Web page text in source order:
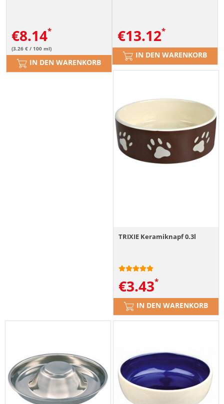
€8.14
(3.26 € / 100 ml)
IN DEN WARENKORB
€13.12
IN DEN WARENKORB
TRIXIE Keramiknapf 0.3l
€3.43
IN DEN WARENKORB